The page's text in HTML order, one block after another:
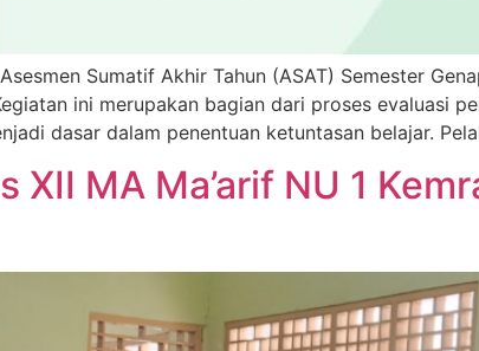
Sumatif Akhir Tahun (ASAT) Semester
ini merupakan bagian dari proses evaluasi
dasar dalam penentuan ketuntasan belajar.
MA Ma’arif NU 1